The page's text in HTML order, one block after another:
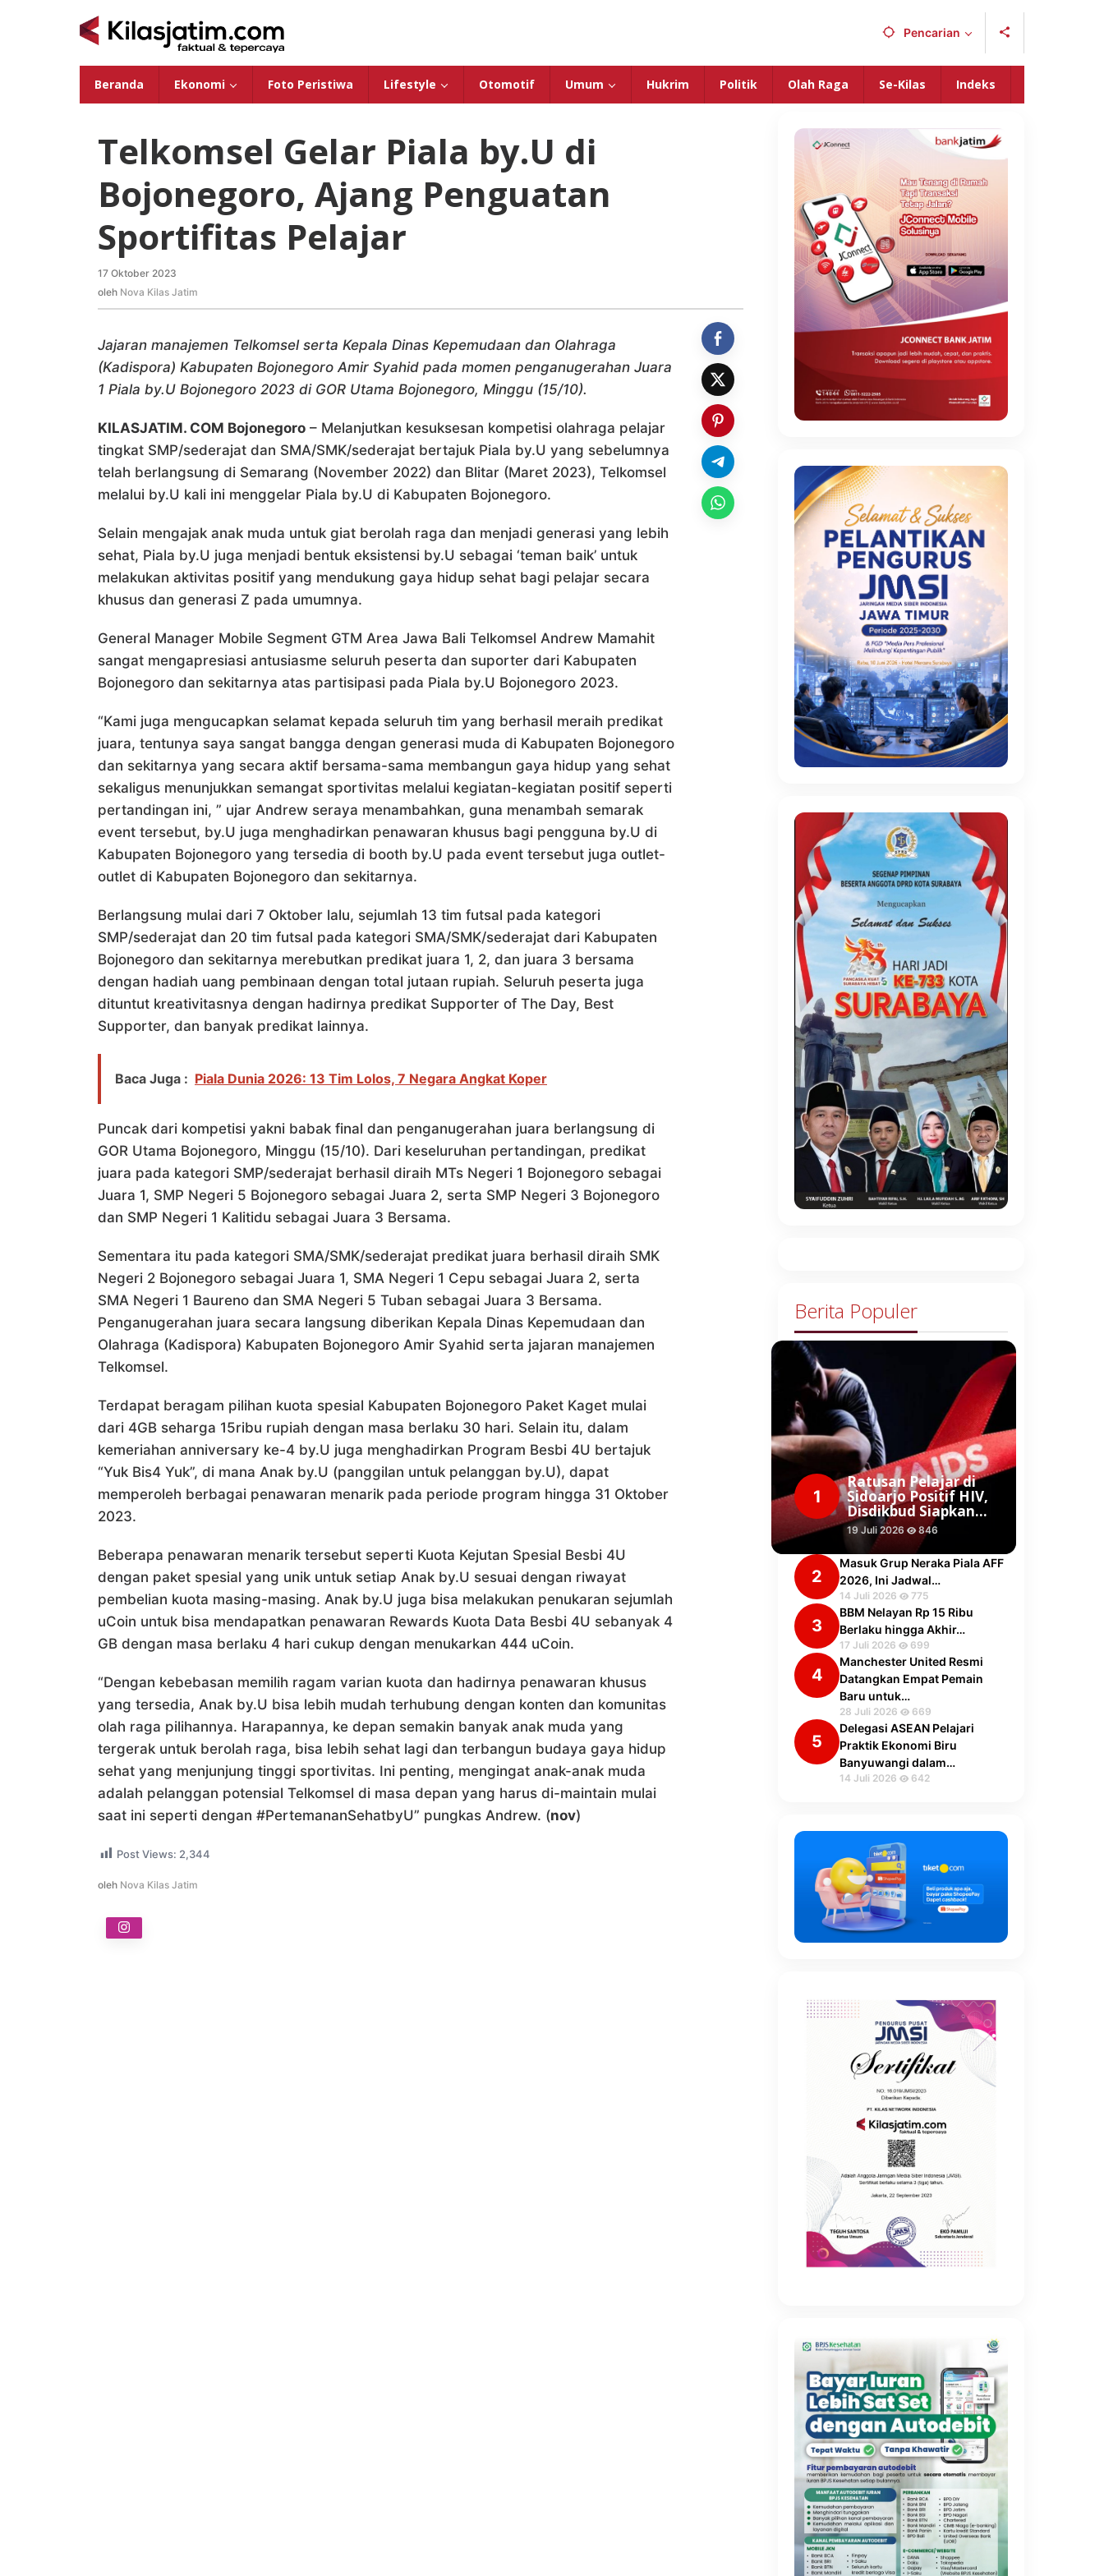
Pencarian
Beranda Ekonomi Foto Peristiwa Lifestyle Otomotif Umum Hukrim Politik Olah Raga Se-Kilas Indeks
Telkomsel Gelar Piala by.U di
Bojonegoro, Ajang Penguatan
Sportifitas Pelajar
17 Oktober 2023
Nova
oleh Nova Kilas Jatim
Jajaran manajemen Telkomsel serta Kepala Dinas Kepemudaan dan Olahraga
(Kadispora) Kabupaten Bojonegoro Amir Syahid pada momen penganugerahan Juara
1 Piala by.U Bojonegoro 2023 di GOR Utama Bojonegoro, Minggu (15/10).
KILASJATIM. COM Bojonegoro – Melanjutkan kesuksesan kompetisi olahraga pelajar
tingkat SMP/sederajat dan SMA/SMK/sederajat bertajuk Piala by.U yang sebelumnya
telah berlangsung di Semarang (November 2022) dan Blitar (Maret 2023), Telkomsel
melalui by.U kali ini menggelar Piala by.U di Kabupaten Bojonegoro.
Selain mengajak anak muda untuk giat berolah raga dan menjadi generasi yang lebih
sehat, Piala by.U juga menjadi bentuk eksistensi by.U sebagai ‘teman baik’ untuk
melakukan aktivitas positif yang mendukung gaya hidup sehat bagi pelajar secara
khusus dan generasi Z pada umumnya.
General Manager Mobile Segment GTM Area Jawa Bali Telkomsel Andrew Mamahit
sangat mengapresiasi antusiasme seluruh peserta dan suporter dari Kabupaten
Bojonegoro dan sekitarnya atas partisipasi pada Piala by.U Bojonegoro 2023.
“Kami juga mengucapkan selamat kepada seluruh tim yang berhasil meraih predikat
juara, tentunya saya sangat bangga dengan generasi muda di Kabupaten Bojonegoro
dan sekitarnya yang secara aktif bersama-sama membangun gaya hidup yang sehat
sekaligus menunjukkan semangat sportivitas melalui kegiatan-kegiatan positif seperti
pertandingan ini, ” ujar Andrew seraya menambahkan, guna menambah semarak
event tersebut, by.U juga menghadirkan penawaran khusus bagi pengguna by.U di
Kabupaten Bojonegoro yang tersedia di booth by.U pada event tersebut juga outlet-
outlet di Kabupaten Bojonegoro dan sekitarnya.
Berlangsung mulai dari 7 Oktober lalu, sejumlah 13 tim futsal pada kategori
SMP/sederajat dan 20 tim futsal pada kategori SMA/SMK/sederajat dari Kabupaten
Bojonegoro dan sekitarnya merebutkan predikat juara 1, 2, dan juara 3 bersama
dengan hadiah uang pembinaan dengan total jutaan rupiah. Seluruh peserta juga
dituntut kreativitasnya dengan hadirnya predikat Supporter of The Day, Best
Supporter, dan banyak predikat lainnya.
Baca Juga : Piala Dunia 2026: 13 Tim Lolos, 7 Negara Angkat Koper
Puncak dari kompetisi yakni babak final dan penganugerahan juara berlangsung di
GOR Utama Bojonegoro, Minggu (15/10). Dari keseluruhan pertandingan, predikat
juara pada kategori SMP/sederajat berhasil diraih MTs Negeri 1 Bojonegoro sebagai
Juara 1, SMP Negeri 5 Bojonegoro sebagai Juara 2, serta SMP Negeri 3 Bojonegoro
dan SMP Negeri 1 Kalitidu sebagai Juara 3 Bersama.
Sementara itu pada kategori SMA/SMK/sederajat predikat juara berhasil diraih SMK
Negeri 2 Bojonegoro sebagai Juara 1, SMA Negeri 1 Cepu sebagai Juara 2, serta
SMA Negeri 1 Baureno dan SMA Negeri 5 Tuban sebagai Juara 3 Bersama.
Penganugerahan juara secara langsung diberikan Kepala Dinas Kepemudaan dan
Olahraga (Kadispora) Kabupaten Bojonegoro Amir Syahid serta jajaran manajemen
Telkomsel.
Terdapat beragam pilihan kuota spesial Kabupaten Bojonegoro Paket Kaget mulai
dari 4GB seharga 15ribu rupiah dengan masa berlaku 30 hari. Selain itu, dalam
kemeriahan anniversary ke-4 by.U juga menghadirkan Program Besbi 4U bertajuk
“Yuk Bis4 Yuk”, di mana Anak by.U (panggilan untuk pelanggan by.U), dapat
memperoleh berbagai penawaran menarik pada periode program hingga 31 Oktober
2023.
Beberapa penawaran menarik tersebut seperti Kuota Kejutan Spesial Besbi 4U
dengan paket spesial yang unik untuk setiap Anak by.U sesuai dengan riwayat
pembelian kuota masing-masing. Anak by.U juga bisa melakukan penukaran sejumlah
uCoin untuk bisa mendapatkan penawaran Rewards Kuota Data Besbi 4U sebanyak 4
GB dengan masa berlaku 4 hari cukup dengan menukarkan 444 uCoin.
“Dengan kebebasan memilih ragam varian kuota dan hadirnya penawaran khusus
yang tersedia, Anak by.U bisa lebih mudah terhubung dengan konten dan komunitas
olah raga pilihannya. Harapannya, ke depan semakin banyak anak muda yang
tergerak untuk berolah raga, bisa lebih sehat lagi dan terbangun budaya gaya hidup
sehat yang menjunjung tinggi sportivitas. Ini penting, mengingat anak-anak muda
adalah pelanggan potensial Telkomsel di masa depan yang harus di-maintain mulai
saat ini seperti dengan #PertemananSehatbyU” pungkas Andrew. (nov)
Post Views: 2,344
oleh Nova Kilas Jatim
Berita Populer
1
Ratusan Pelajar di
Sidoarjo Positif HIV,
Disdikbud Siapkan…
19 Juli 2026 846
2
Masuk Grup Neraka Piala AFF
2026, Ini Jadwal…
14 Juli 2026 775
3
BBM Nelayan Rp 15 Ribu
Berlaku hingga Akhir…
17 Juli 2026 699
4
Manchester United Resmi
Datangkan Empat Pemain
Baru untuk…
28 Juli 2026 669
5
Delegasi ASEAN Pelajari
Praktik Ekonomi Biru
Banyuwangi dalam…
14 Juli 2026 642